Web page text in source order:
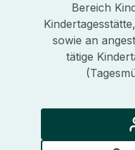
Bereich
sowie an
tätige